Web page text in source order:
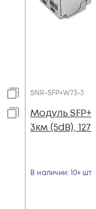
SNR-SFP+W73-3
Модуль SFP+
3км (5dB),
В наличии: 10+ шт